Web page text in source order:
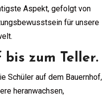
Aspekt, gefolgt von
für unsere
zum Teller.
Schüler auf dem Bauernhof,
heranwachsen,